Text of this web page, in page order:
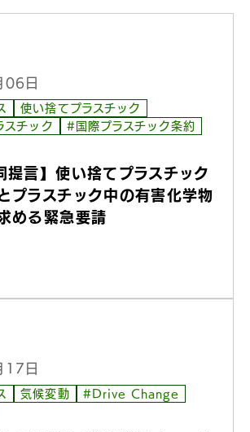
日
使い捨てプラスチック
スチック
#国際プラスチック条約
提言】使い捨てプラスチック
プラスチック中の有害化学物
める緊急要請
日
気候変動
#Drive Change